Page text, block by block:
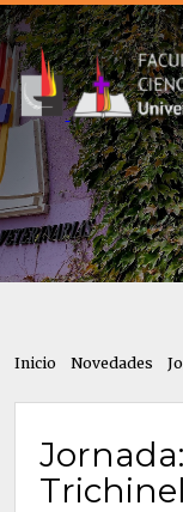
Inicio Novedades